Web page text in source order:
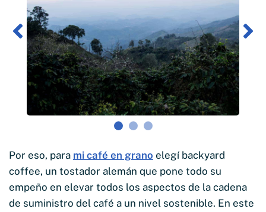
Por eso, para mi café en grano elegí backyard
coffee, un tostador alemán que pone todo su
empeño en elevar todos los aspectos de la cadena
de suministro del café a un nivel sostenible. En este